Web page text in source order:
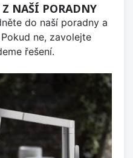
NAŠÍ PORADNY
do naší poradny a
ne, zavolejte
řešení.